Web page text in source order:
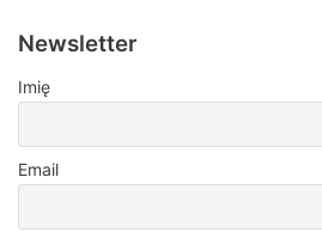
Newsletter
Imię
Email